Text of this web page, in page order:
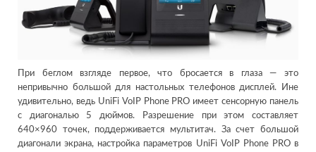
При беглом взгляде первое, что бросается в глаза — это
непривычно большой для настольных телефонов дисплей. Ине
удивительно, ведь UniFi VoIP Phone PRO имеет сенсорную панель
с диагональю 5 дюймов. Разрешение при этом составляет
640×960 точек, поддерживается мультитач. За счет большой
диагонали экрана, настройка параметров UniFi VoIP Phone PRO в